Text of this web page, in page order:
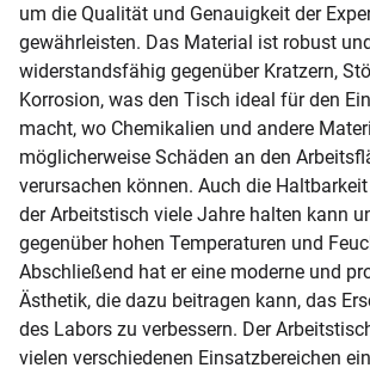
um die Qualität und Genauigkeit der
gewährleisten. Das Material ist robust
widerstandsfähig gegenüber Kratzern,
Korrosion, was den Tisch ideal für den
macht, wo Chemikalien und andere
möglicherweise Schäden an den
verursachen können. Auch die
der Arbeitstisch viele Jahre halten kann
gegenüber hohen Temperaturen und
Abschließend hat er eine moderne und
Ästhetik, die dazu beitragen kann, das
des Labors zu verbessern. Der
vielen verschiedenen Einsatzbereichen